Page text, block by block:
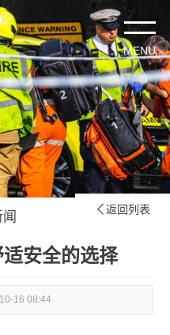
 返回列表
安全的选择
16 08:44